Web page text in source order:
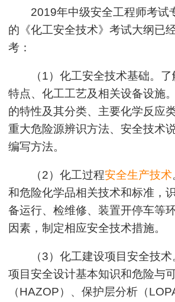
2019年中级安全工程师考试
的《化工安全技术》考试大纲已
考：
（1）化工安全技术基础。
特点、化工工艺及相关设备设施
的特性及其分类、主要化学反应
重大危险源辨识方法、安全技术
编写方法。
（2）化工过程安全生产技术
和危险化学品相关技术和标准，
备运行、检维修、装置开停车等
因素，制定相应安全技术措施。
（3）化工建设项目安全技
项目安全设计基本知识和危险与
（HAZOP）、保护层分析（